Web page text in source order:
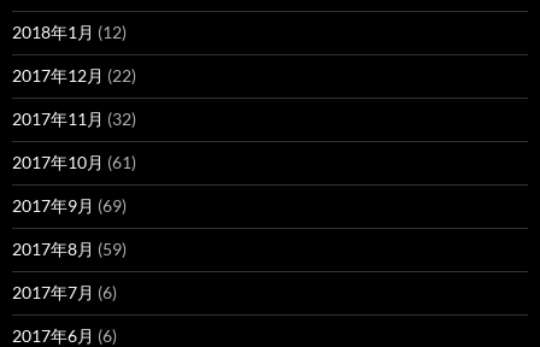
2018年1月 (12)
2017年12月 (22)
2017年11月 (32)
2017年10月 (61)
2017年9月 (69)
2017年8月 (59)
2017年7月 (6)
2017年6月 (6)